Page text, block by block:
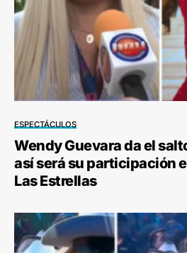
ESPECTÁCULOS
Wendy Guevara da el
así será su participación
Las Estrellas